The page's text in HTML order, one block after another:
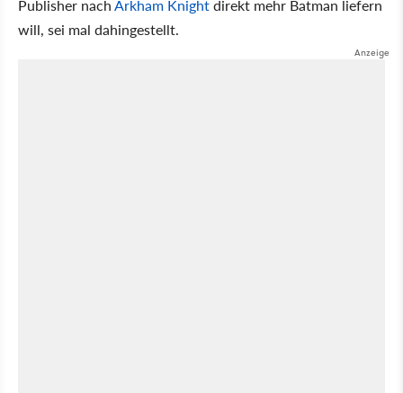
Publisher nachArkham Knightdirekt mehr Batman liefern
will, sei mal dahingestellt.